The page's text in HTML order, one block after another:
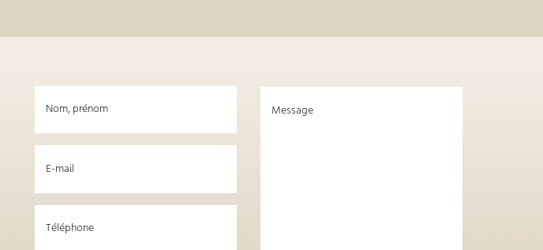
Nom, prénom
E-mail
Téléphone
Message